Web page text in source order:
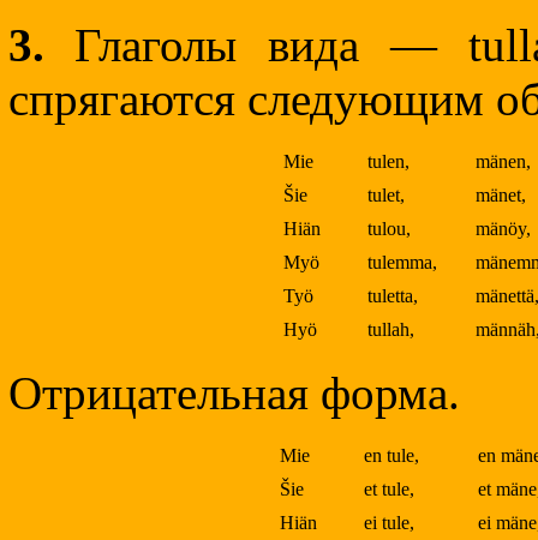
3. Глаголы вида —
спрягаются следующим
Mie tulen,
mänen,
Šie
tulet,
mänet,
Hiän
tulou,
mänöy,
Myö
tulemma,
Työ
tuletta,
mänettä,
Hyö
tullah,
Отрицательная форма.
Mie en tule,
en
Šie
et tule,
et
Hiän
ei tule,
ei